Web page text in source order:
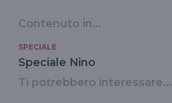
Contenuto in...
SPECIALE
Speciale Nino
Ti potrebbero interessare...